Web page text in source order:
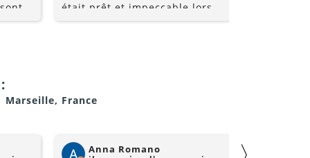
très
était prêt et impeccable lors
de la récupération. Équipe
recommande sans hésiter et
Marseille, France
Anna Romano